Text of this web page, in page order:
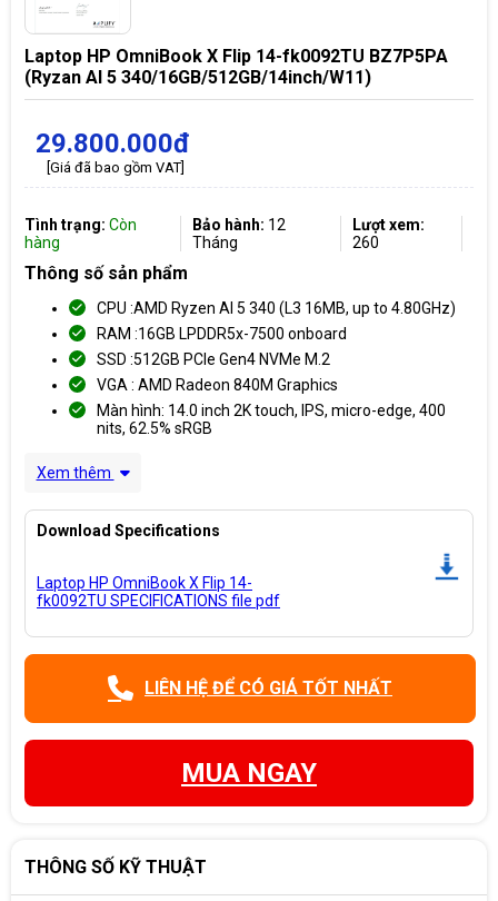
Laptop HP OmniBook X Flip 14-fk0092TU BZ7P5PA
(Ryzan AI 5 340/16GB/512GB/14inch/W11)
29.800.000đ
[Giá đã bao gồm VAT]
Tình trạng: Còn
hàng
Bảo hành: 12
Tháng
Lượt xem:
260
Thông số sản phẩm
CPU :AMD Ryzen AI 5 340 (L3 16MB, up to 4.80GHz)
RAM :16GB LPDDR5x-7500 onboard
SSD :512GB PCIe Gen4 NVMe M.2
VGA : AMD Radeon 840M Graphics
Màn hình: 14.0 inch 2K touch, IPS, micro-edge, 400
nits, 62.5% sRGB
Xem thêm
Download Specifications
Laptop HP OmniBook X Flip 14-
fk0092TU SPECIFICATIONS file pdf
LIÊN HỆ ĐỂ CÓ GIÁ TỐT NHẤT
MUA NGAY
THÔNG SỐ KỸ THUẬT